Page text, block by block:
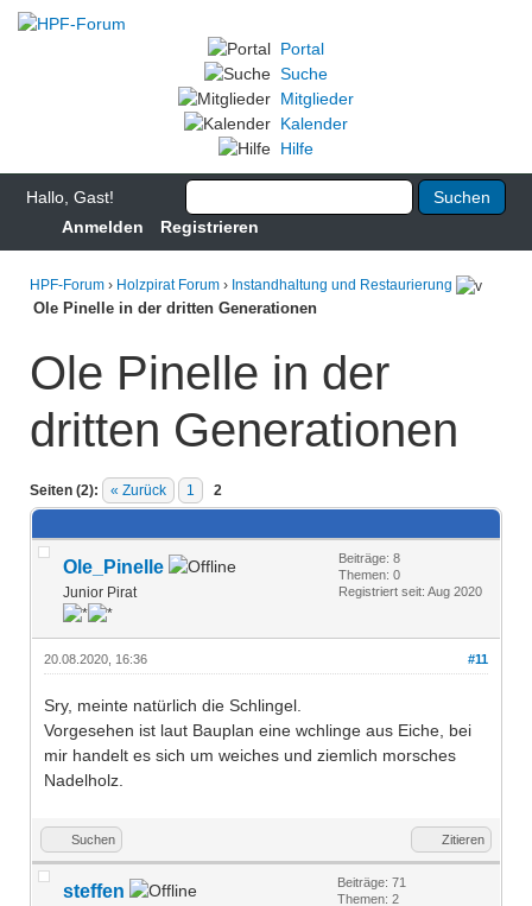
Portal
Suche
Mitglieder
Kalender
Hilfe
Hallo, Gast!
Anmelden
Registrieren
HPF-Forum › Holzpirat Forum › Instandhaltung und Restaurierung
Ole Pinelle in der dritten Generationen
Ole Pinelle in der
dritten Generationen
Seiten (2): « Zurück 1 2
Ole_Pinelle
Junior Pirat
Beiträge: 8
Themen: 0
Registriert seit: Aug 2020
#11
20.08.2020, 16:36
Sry, meinte natürlich die Schlingel.
Vorgesehen ist laut Bauplan eine wchlinge aus Eiche, bei
mir handelt es sich um weiches und ziemlich morsches
Nadelholz.
Suchen Zitieren
steffen
Beiträge: 71
Themen: 2